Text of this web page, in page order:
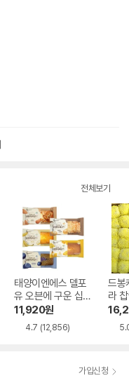
전체보기
태양이엔에스 델포
유 오븐에 구운 십
센치 파운드 5종 혼
11,920원
4.7 (12,856)
드봉
라
가입신청